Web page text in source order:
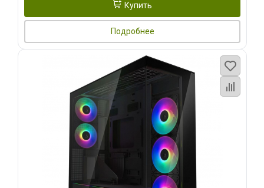
Купить
Подробнее